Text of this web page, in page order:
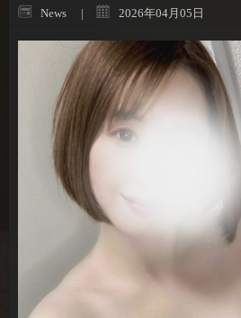
News 2026年04月05日